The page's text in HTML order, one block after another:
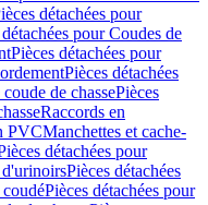
détachées pour
pour Coudes de
Pièces détachées pour
Pièces détachées
de chassePièces
Raccords en
PVCManchettes et cache-
détachées pour
Pièces détachées
Pièces détachées pour